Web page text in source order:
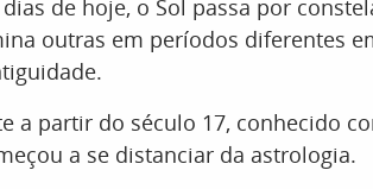
de hoje, o Sol passa por
outras em períodos diferentes
a partir do século 17, conhecido
a se distanciar da astrologia.